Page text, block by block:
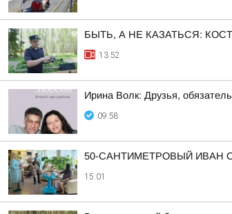
БЫТЬ, А НЕ КАЗАТЬСЯ:
13:52
Ирина Волк: Друзья,
09:58
50-САНТИМЕТРОВЫЙ ИВАН
15:01